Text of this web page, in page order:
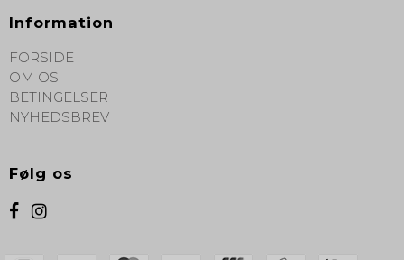
Information
FORSIDE
OM OS
BETINGELSER
NYHEDSBREV
Følg os